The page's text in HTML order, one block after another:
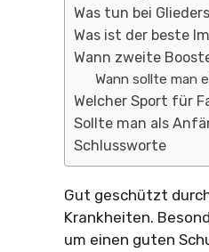
Was tun bei
Was ist der beste
Wann zweite
Wann sollte man
Welcher Sport für
Sollte man als
Schlussworte
Gut geschützt
Krankheiten.
um einen guten